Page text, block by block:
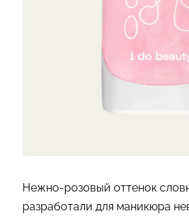
Нежно-розовый оттенок
разработали для маникюра